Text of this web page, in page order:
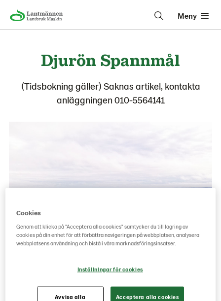
Meny
Djurön Spannmål
(Tidsbokning gäller) Saknas artikel, kontakta
anläggningen 010-5564141
Cookies
Genom att klicka på "Acceptera alla cookies" samtycker du till lagring av
cookies på din enhet för att förbättra navigeringen på webbplatsen, analysera
webbplatsens användning och bistå i våra marknadsföringsinsatser.
Inställningar för cookies
Avvisa alla Acceptera alla cookies